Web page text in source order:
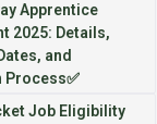
Apprentice
2025: Details,
and
Process✅
Job Eligibility